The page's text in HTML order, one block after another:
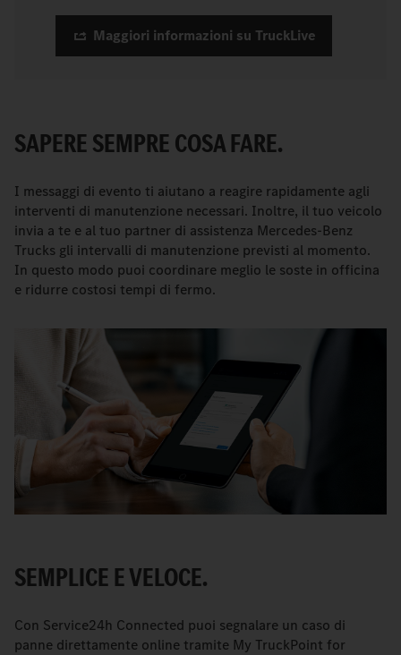
Maggiori informazioni su TruckLive
SAPERE SEMPRE COSA FARE.
I messaggi di evento ti aiutano a reagire rapidamente agli
interventi di manutenzione necessari. Inoltre, il tuo veicolo
invia a te e al tuo partner di assistenza Mercedes‑Benz
Trucks gli intervalli di manutenzione previsti al momento.
In questo modo puoi coordinare meglio le soste in officina
e ridurre costosi tempi di fermo.
SEMPLICE E VELOCE.
Con Service24h Connected puoi segnalare un caso di
panne direttamente online tramite My TruckPoint for